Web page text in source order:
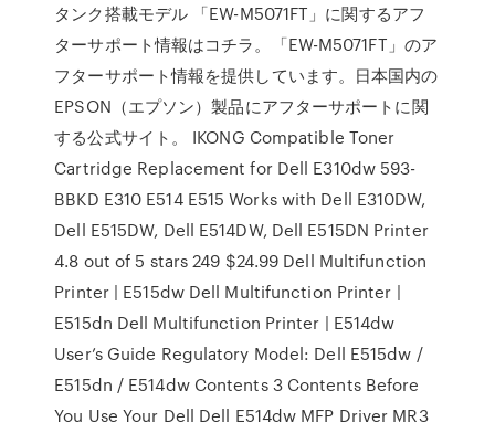
タンク搭載モデル 「EW-M5071FT」に関するアフ
ターサポート情報はコチラ。「EW-M5071FT」のア
フターサポート情報を提供しています。日本国内の
EPSON（エプソン）製品にアフターサポートに関
する公式サイト。 IKONG Compatible Toner
Cartridge Replacement for Dell E310dw 593-
BBKD E310 E514 E515 Works with Dell E310DW,
Dell E515DW, Dell E514DW, Dell E515DN Printer
4.8 out of 5 stars 249 $24.99 Dell Multifunction
Printer | E515dw Dell Multifunction Printer |
E515dn Dell Multifunction Printer | E514dw
User’s Guide Regulatory Model: Dell E515dw /
E515dn / E514dw Contents 3 Contents Before
You Use Your Dell Dell E514dw MFP Driver MR3